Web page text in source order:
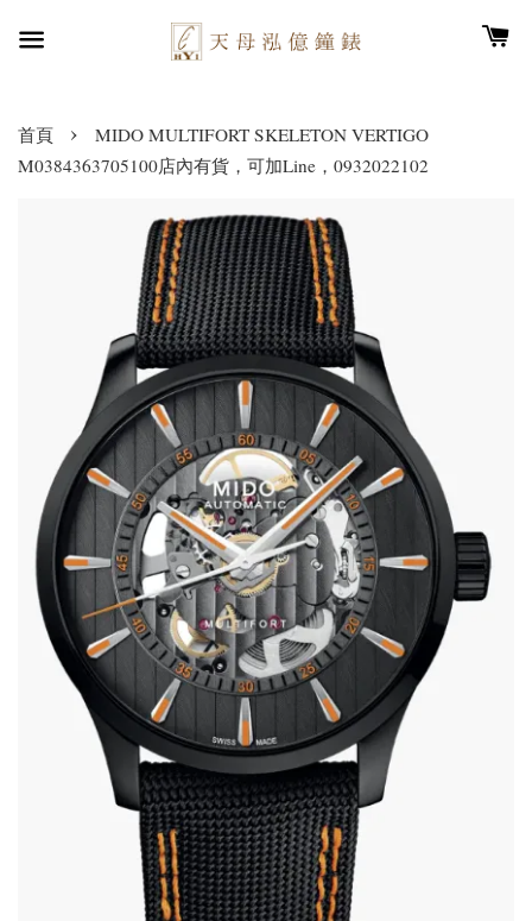
首頁 ›
MIDO MULTIFORT SKELETON VERTIGO
M0384363705100店內有貨，可加Line，0932022102